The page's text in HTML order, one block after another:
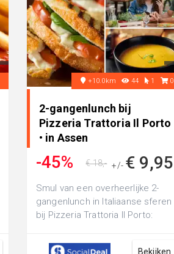
+10.0km 44 1 0
2-gangenlunch bij
Pizzeria Trattoria Il Porto
• in Assen
-45% +/- € 9,95
€ 18,-
Smul van een overheerlijke 2-
gangenlunch in Italiaanse sferen
bij Pizzeria Trattoria Il Porto:
Bekijken